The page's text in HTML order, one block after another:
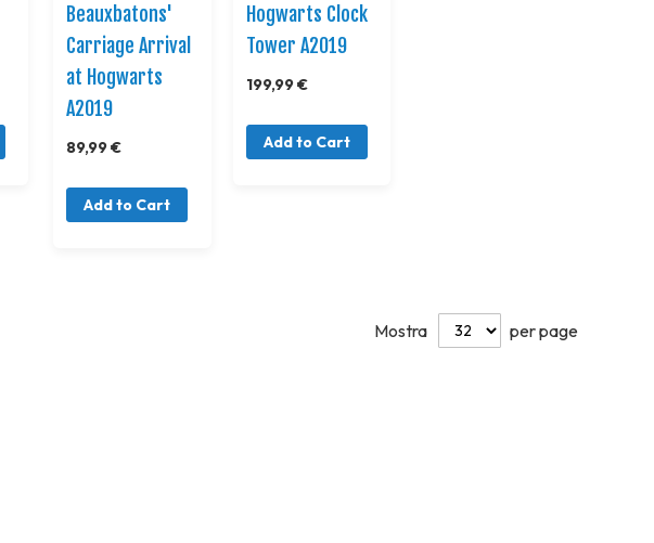
Beauxbatons'
Carriage Arrival
at Hogwarts
A2019
89,99 €
Add to Cart
Hogwarts Clock
Tower A2019
199,99 €
Add to Cart
Mostra per page